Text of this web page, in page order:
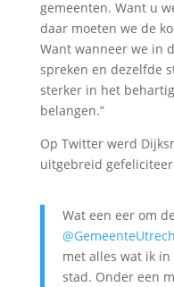
gemeenten. Want u
daar moeten we de
Want wanneer we in
spreken en dezelfde
sterker in het
belangen.”
Op Twitter werd
uitgebreid
Wat een eer om
met alles wat ik
stad. Onder een